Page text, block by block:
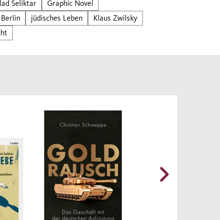
in
Seliktar
Graphic Novel
Berlin jüdisches Leben
Klaus Zwilsky